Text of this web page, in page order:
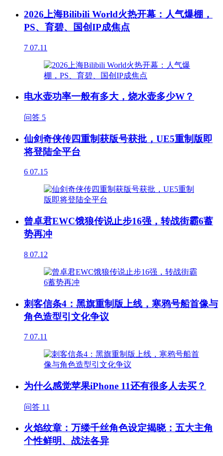
2026上海Bilibili World火热开幕：人气爆棚，
PS、育碧、国创IP成焦点
7 07.11
电水壶功率一般有多大，烧水壶多少W？
问答 5
仙剑奇侠传四重制获版号获批，UE5重制版即
将登陆全平台
6 07.15
曾卓君EWC饿狼传说止步16强，转战街霸6蓄
势再冲
8 07.12
刺客信条4：黑旗重制版上线，寒鸦号船首像与
角色造型引文化争议
7 07.11
为什么感觉苹果iPhone 11还有很多人去买？
问答 11
火焰纹章：万缕千丝角色设定揭晓：五大主角
个性鲜明、战法各异